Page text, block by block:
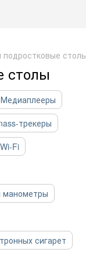
подростковые
столы
Медиаплееры
трекеры
Fi
манометры
сигарет